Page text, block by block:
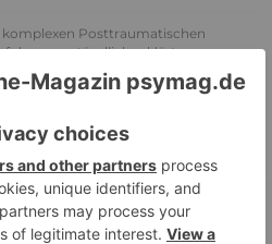
komplexen Posttraumatischen
verständlich erklärt
So sieht dein heutiges Leben